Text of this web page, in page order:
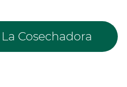
Cosechadora